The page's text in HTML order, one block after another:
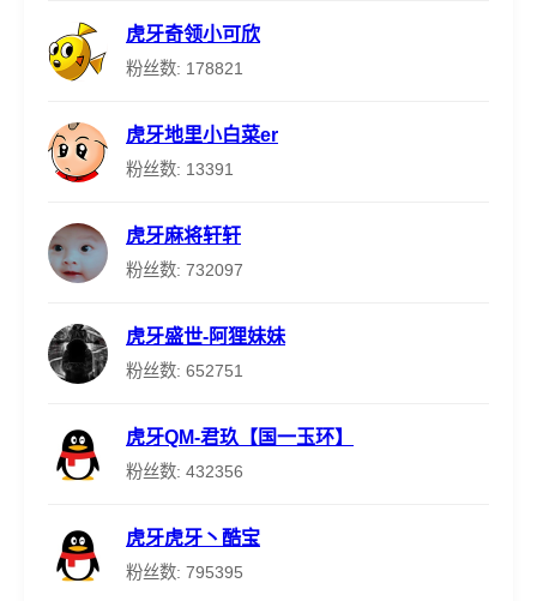
虎牙奇领小可欣
粉丝数: 178821
虎牙地里小白菜er
粉丝数: 13391
虎牙麻将轩轩
粉丝数: 732097
虎牙盛世-阿狸妹妹
粉丝数: 652751
虎牙QM-君玖【国一玉环】
粉丝数: 432356
虎牙虎牙丶酷宝
粉丝数: 795395